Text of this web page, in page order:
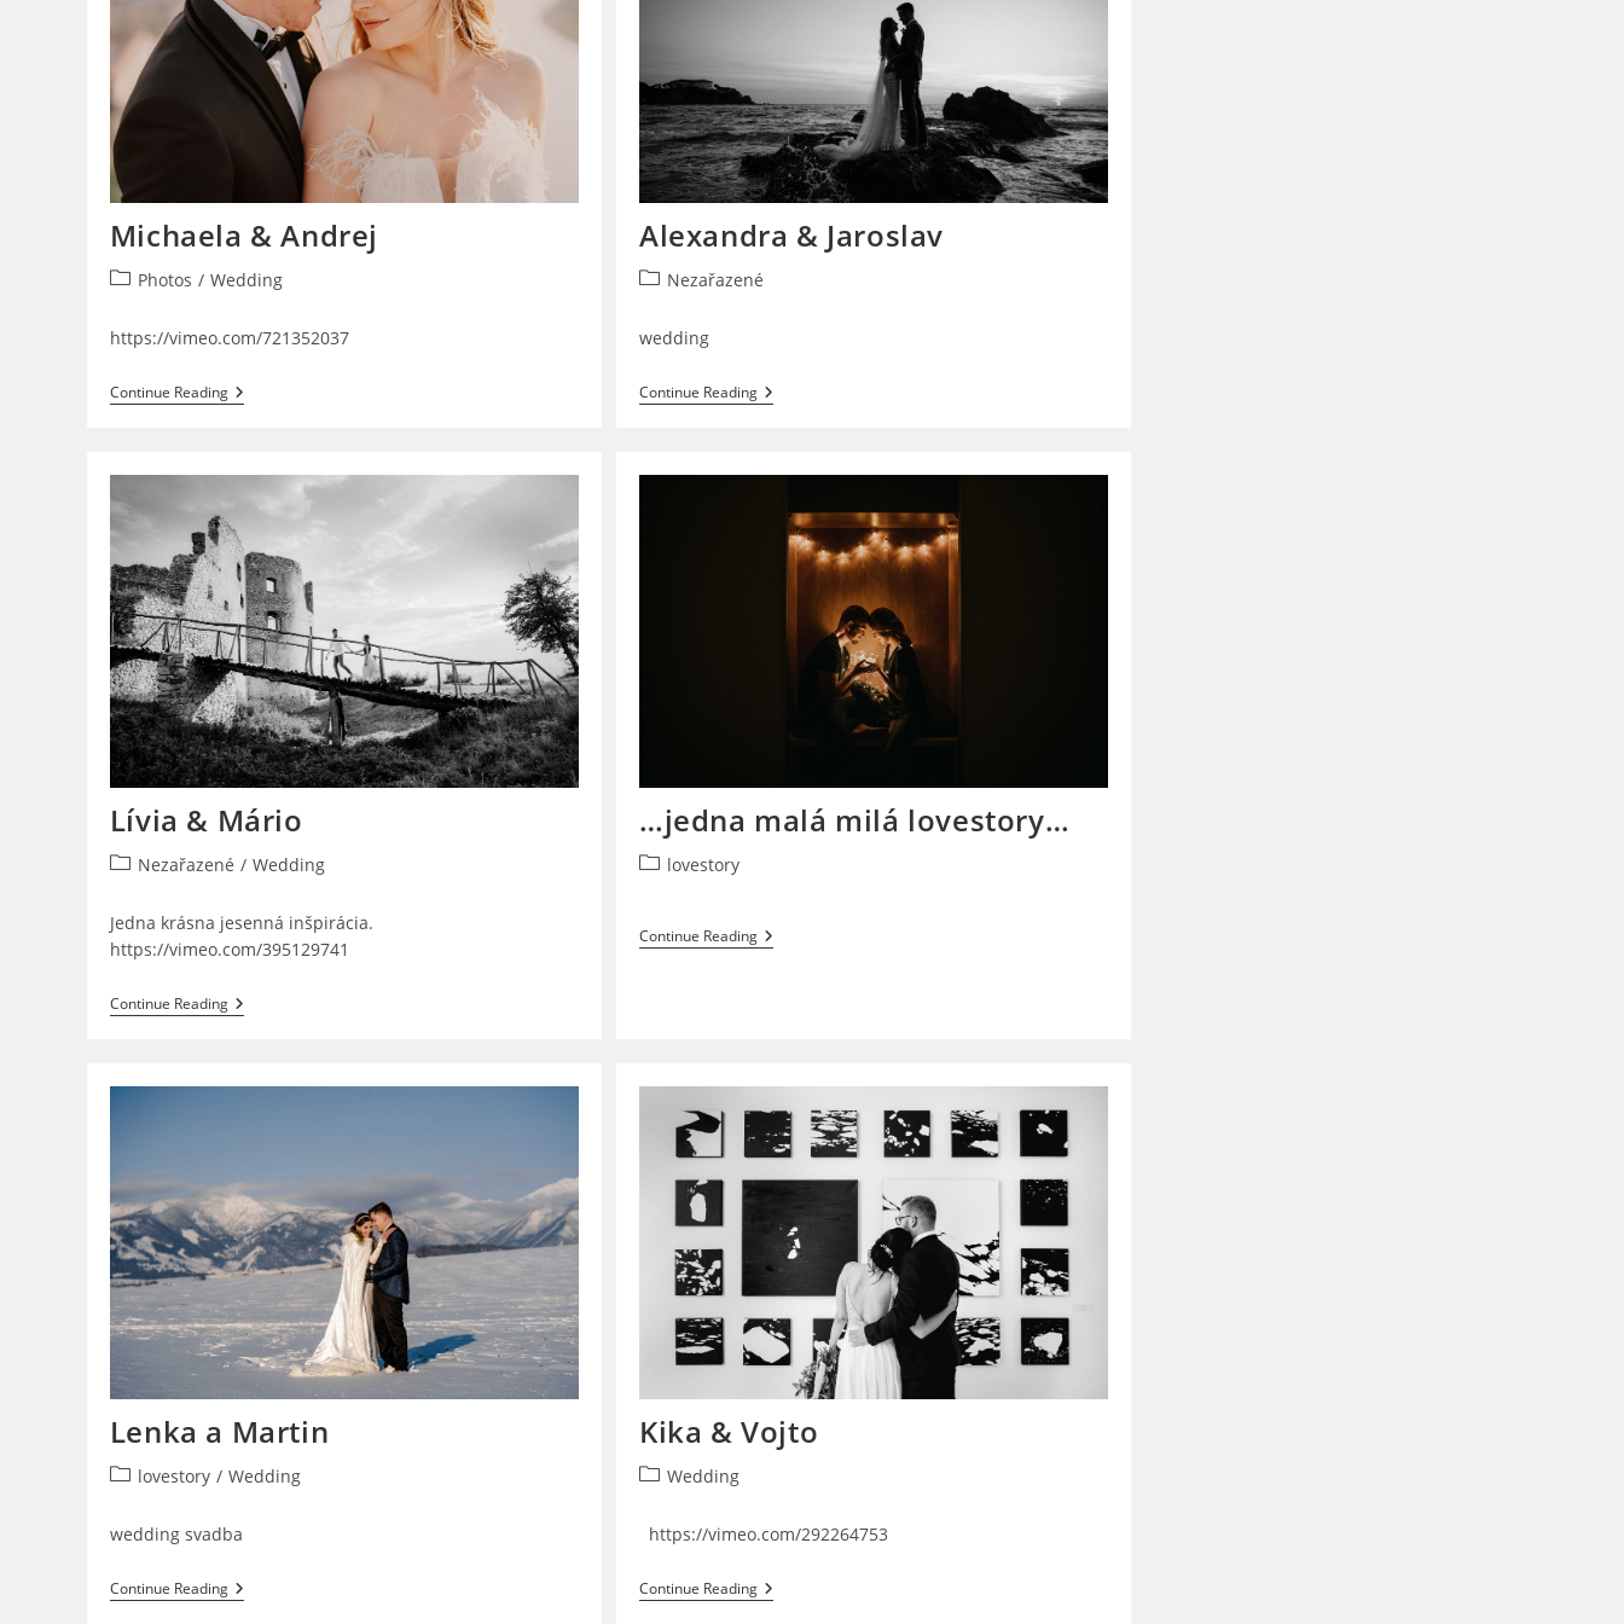
Michaela & Andrej
PostPhotos / Wedding
https://vimeo.com/721352037
Continue ReadingMichaela
&
Alexandra & Jaroslav
PostNezařazené
wedding
Continue ReadingAlexandra
&
Lívia & Mário
PostNezařazené / Wedding
Jedna krásna jesenná inšpirácia.
https://vimeo.com/395129741
Continue ReadingLívia
&
…jedna malá milá lovestory…
Postlovestory
Continue Reading…
Jedna
Lenka a Martin
Postlovestory / Wedding
wedding svadba
Continue ReadingLenka
A
Kika & Vojto
PostWedding
https://vimeo.com/292264753
Continue ReadingKika
&